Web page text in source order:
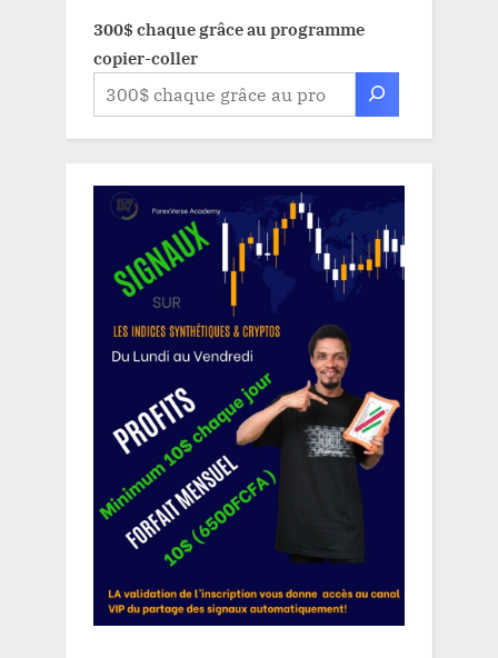
300$ chaque grâce au programme
copier-coller